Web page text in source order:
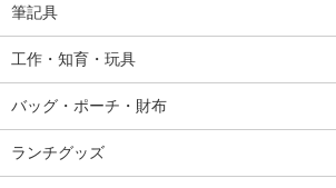
筆記具
工作・知育・玩具
バッグ・ポーチ・財布
ランチグッズ